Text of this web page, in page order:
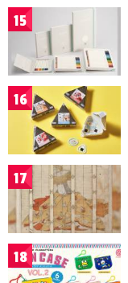
15
16
17
18